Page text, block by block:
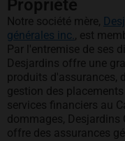
Propriété
Notre société mère,
générales inc. s’ouvre
, est
Par l'entremise de ses
Desjardins offre une
produits d'assurances,
gestion des
services financiers au
dommages, Desjardins
offre des assurances